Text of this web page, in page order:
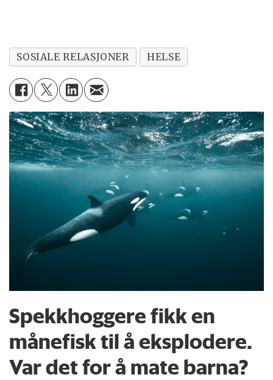
SOSIALE RELASJONER HELSE
Spekkhoggere fikk en
månefisk til å eksplodere.
Var det for å mate barna?